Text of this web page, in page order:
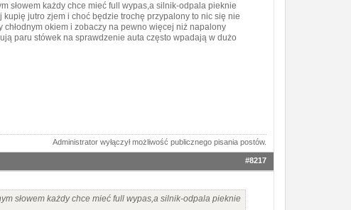
słowem każdy chce mieć full wypas,a silnik-odpala pieknie
jutro zjem i choć będzie trochę przypalony to nic się nie
okiem i zobaczy na pewno więcej niż napalony
paru stówek na sprawdzenie auta często wpadają w dużo
Administrator wyłączył możliwość publicznego pisania postów.
#8217
słowem każdy chce mieć full wypas,a silnik-odpala pieknie